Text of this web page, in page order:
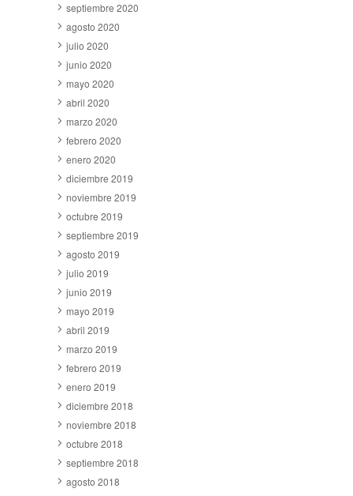
septiembre 2020
agosto 2020
julio 2020
junio 2020
mayo 2020
abril 2020
marzo 2020
febrero 2020
enero 2020
diciembre 2019
noviembre 2019
octubre 2019
septiembre 2019
agosto 2019
julio 2019
junio 2019
mayo 2019
abril 2019
marzo 2019
febrero 2019
enero 2019
diciembre 2018
noviembre 2018
octubre 2018
septiembre 2018
agosto 2018